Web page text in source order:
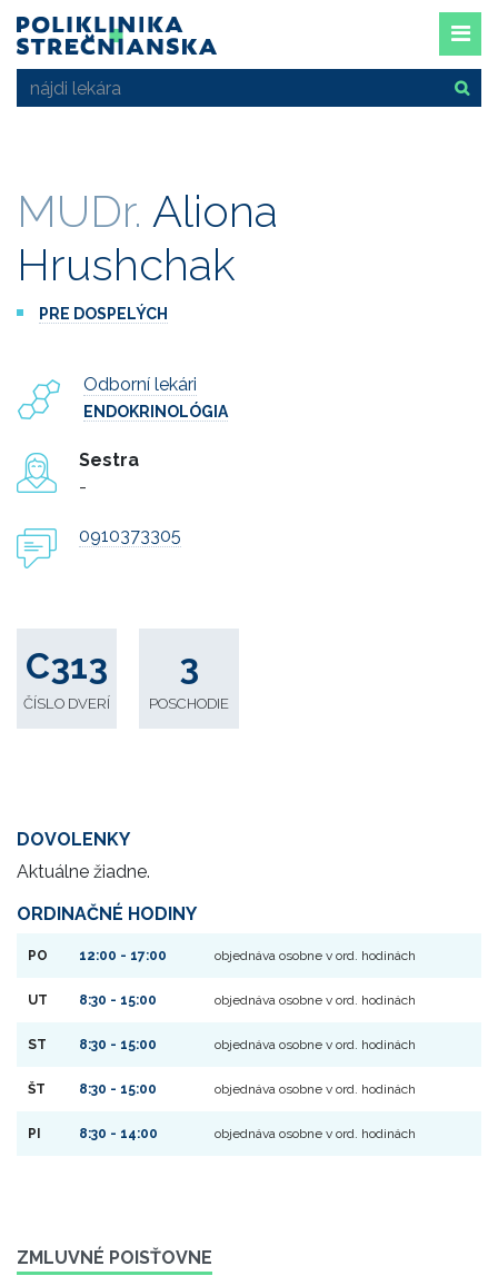
MUDr. Aliona
Hrushchak
PRE DOSPELÝCH
Odborní lekári
ENDOKRINOLÓGIA
Sestra
-
0910373305
C313
ČÍSLO DVERÍ
3
POSCHODIE
DOVOLENKY
Aktuálne žiadne.
ORDINAČNÉ HODINY
PO 12:00 - 17:00 objednáva osobne v ord. hodinách
UT 8:30 - 15:00 objednáva osobne v ord. hodinách
ST 8:30 - 15:00 objednáva osobne v ord. hodinách
ŠT 8:30 - 15:00 objednáva osobne v ord. hodinách
PI 8:30 - 14:00 objednáva osobne v ord. hodinách
ZMLUVNÉ POISŤOVNE